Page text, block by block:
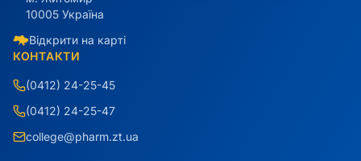
10005 Україна
Відкрити на карті
КОНТАКТИ
(0412) 24-25-45
(0412) 24-25-47
college@pharm.zt.ua